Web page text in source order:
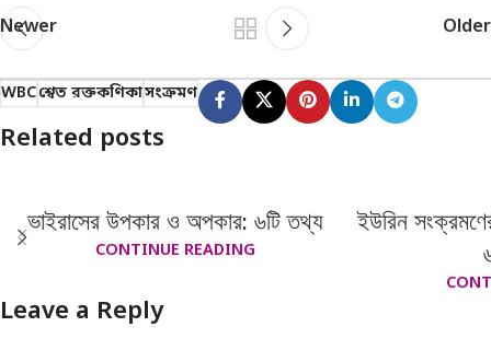
Newer Older
WBCশ্বেত রক্তকণিকাসংক্রমণ
Related posts
ভাইরাসের উপকার ও অপকার: ৬টি তথ্য
CONTINUE READING
ইউরিন
Leave a Reply